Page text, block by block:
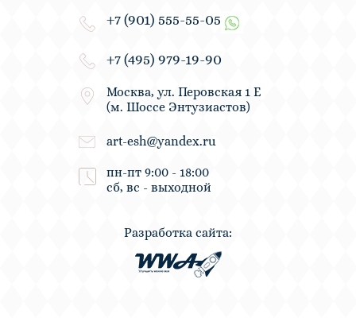
+7 (901) 555-55-05
+7 (495) 979-19-90
Москва, ул. Перовская 1 Е
(м. Шоссе Энтузиастов)
art-esh@yandex.ru
пн-пт 9:00 - 18:00
сб, вс - выходной
Разработка сайта: